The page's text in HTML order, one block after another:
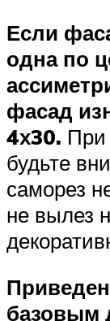
Если
одна по
фасад
4х30. При
будьте
саморез
не вылез
базовым